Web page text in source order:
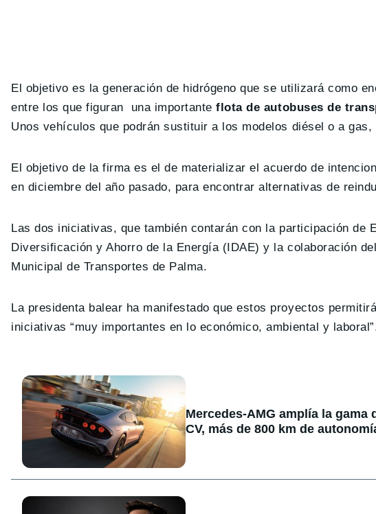
El objetivo es la generación de hidrógeno que se utilizará como
entre los que figuran una importante flota de autobuses de
Unos vehículos que podrán sustituir a los modelos diésel o a
El objetivo de la firma es el de materializar el acuerdo de
en diciembre del año pasado, para encontrar alternativas de
Las dos iniciativas, que también contarán con la participación de
Diversificación y Ahorro de la Energía (IDAE) y la colaboración
Municipal de Transportes de Palma.
La presidenta balear ha manifestado que estos proyectos
iniciativas “muy importantes en lo económico, ambiental y
Mercedes-AMG amplía la
CV, más de 800 km de